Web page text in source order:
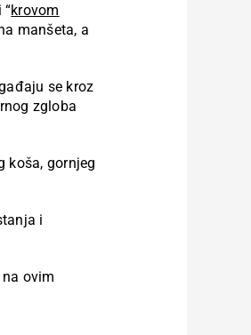
krovom
manšeta, a
se kroz
zgloba
koša, gornjeg
i
ovim